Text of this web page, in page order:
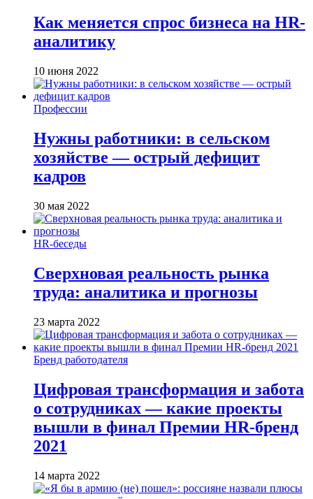
Как меняется спрос бизнеса на HR-
аналитику
10 июня 2022
Профессии
Нужны работники: в сельском
хозяйстве — острый дефицит
кадров
30 мая 2022
HR-беседы
Сверхновая реальность рынка
труда: аналитика и прогнозы
23 марта 2022
Бренд работодателя
Цифровая трансформация и забота
о сотрудниках — какие проекты
вышли в финал Премии HR-бренд
2021
14 марта 2022